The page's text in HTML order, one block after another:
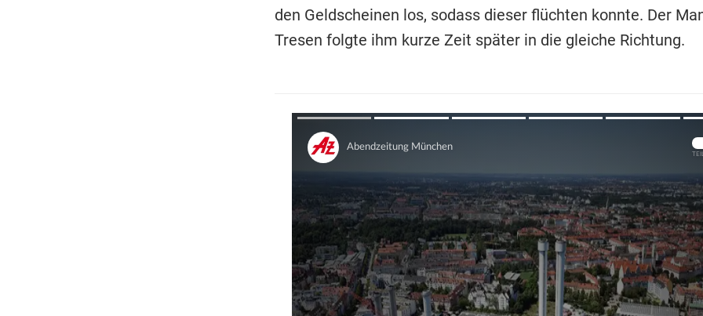
den Geldscheinen los, sodass dieser flüchten konnte. Der
Tresen folgte ihm kurze Zeit später in die gleiche Richtung.